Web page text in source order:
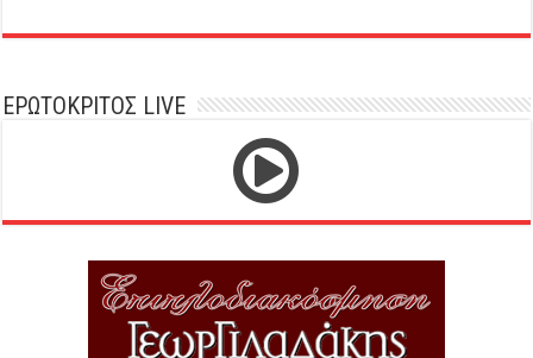
ΕΡΩΤΟΚΡΙΤΟΣ LIVE